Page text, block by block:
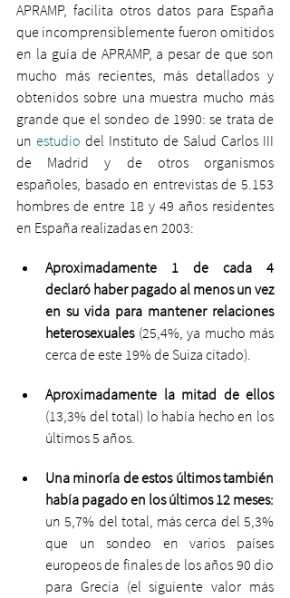
APRAMP, facilita otros datos para España
que incomprensiblemente fueron omitidos
en la guía de APRAMP, a pesar de que son
mucho más recientes, más detallados y
obtenidos sobre una muestra mucho más
grande que el sondeo de 1990: se trata de
un estudio del Instituto de Salud Carlos III
de Madrid y de otros organismos
españoles, basado en entrevistas de 5.153
hombres de entre 18 y 49 años residentes
en España realizadas en 2003:
Aproximadamente 1 de cada 4
declaró haber pagado al menos un vez
en su vida para mantener relaciones
heterosexuales (25,4%, ya mucho más
cerca de este 19% de Suiza citado).
Aproximadamente la mitad de ellos
(13,3% del total) lo había hecho en los
últimos 5 años.
Una minoría de estos últimos también
había pagado en los últimos 12 meses:
un 5,7% del total, más cerca del 5,3%
que un sondeo en varios países
europeos de finales de los años 90 dio
para Grecia (el siguiente valor más